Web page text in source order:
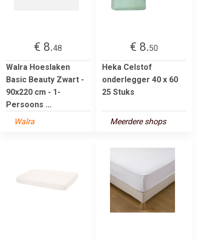
€ 8.48
Walra Hoeslaken
Basic Beauty Zwart -
90x220 cm - 1-
Persoons ...
Walra
€ 8.50
Heka Celstof
onderlegger 40 x 60
25 Stuks
Meerdere shops